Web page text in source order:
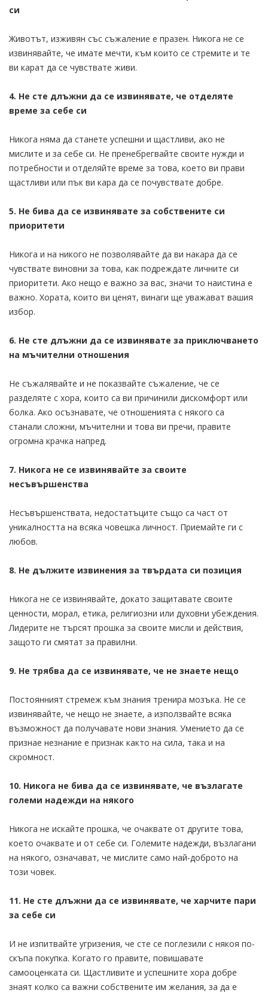
си
Животът, изживян със съжаление е празен. Никога не се
извинявайте, че имате мечти, към които се стремите и те
ви карат да се чувствате живи.
4. Не сте длъжни да се извинявате, че отделяте
време за себе си
Никога няма да станете успешни и щастливи, ако не
мислите и за себе си. Не пренебрегвайте своите нужди и
потребности и отделяйте време за това, което ви прави
щастливи или пък ви кара да се почувствате добре.
5. Не бива да се извинявате за собствените си
приоритети
Никога и на никого не позволявайте да ви накара да се
чувствате виновни за това, как подреждате личните си
приоритети. Ако нещо е важно за вас, значи то наистина е
важно. Хората, които ви ценят, винаги ще уважават вашия
избор.
6. Не сте длъжни да се извинявате за приключването
на мъчителни отношения
Не съжалявайте и не показвайте съжаление, че се
разделяте с хора, които са ви причинили дискомфорт или
болка. Ако осъзнавате, че отношенията с някого са
станали сложни, мъчителни и това ви пречи, правите
огромна крачка напред.
7. Никога не се извинявайте за своите
несъвършенства
Несъвършенствата, недостатъците също са част от
уникалността на всяка човешка личност. Приемайте ги с
любов.
8. Не дължите извинения за твърдата си позиция
Никога не се извинявайте, докато защитавате своите
ценности, морал, етика, религиозни или духовни убеждения.
Лидерите не търсят прошка за своите мисли и действия,
защото ги смятат за правилни.
9. Не трябва да се извинявате, че не знаете нещо
Постоянният стремеж към знания тренира мозъка. Не се
извинявайте, че нещо не знаете, а използвайте всяка
възможност да получавате нови знания. Умението да се
признае незнание е признак както на сила, така и на
скромност.
10. Никога не бива да се извинявате, че възлагате
големи надежди на някого
Никога не искайте прошка, че очаквате от другите това,
което очаквате и от себе си. Големите надежди, възлагани
на някого, означават, че мислите само най-доброто на
този човек.
11. Не сте длъжни да се извинявате, че харчите пари
за себе си
И не изпитвайте угризения, че сте се поглезили с някоя по-
скъпа покупка. Когато го правите, повишавате
самооценката си. Щастливите и успешните хора добре
знаят колко са важни собствените им желания, за да е